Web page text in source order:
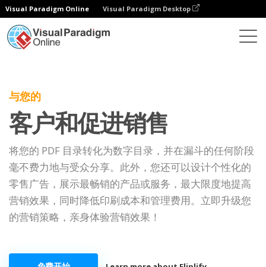
Visual Paradigm Online Visual Paradigm Desktop
与您的
客户和促进销售
将您的 PDF 目录转化为数字目录，并在漏斗的任何阶段
毫不费力地与受众分享。此外，您还可以设计个性化的
零售广告，展示最畅销的产品或服务，最大限度地提高
营销效果，同时降低印刷成本和管理费用。立即升级您
的营销策略，亲身体验营销效果！